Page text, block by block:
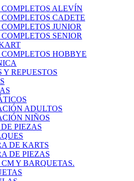
ALEVÍN
CADETE
JUNIOR
SENIOR
HOBBYE
Y REPUESTOS
ADULTOS
NIÑOS
PIEZAS
DE KARTS
DE PIEZAS
Y BARQUETAS.